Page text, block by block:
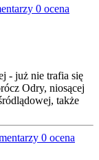
0 ocena
- już nie trafia się
Odry, niosącej
także
0 ocena